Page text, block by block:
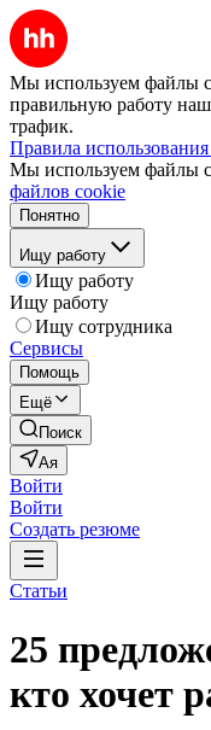
Мы используем файлы
правильную работу
трафик.
Правила
Мы используем файлы
файлов cookie
Понятно
Ищу работу
Ищу работу
Ищу работу
Ищу сотрудника
Сервисы
Помощь
Ещё
Поиск
Ая
Войти
Войти
Создать резюме
Статьи
25
кто хочет